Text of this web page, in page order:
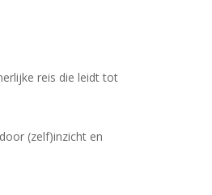
reis die leidt tot
(zelf)inzicht en